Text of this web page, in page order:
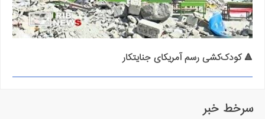
🔺 کودک‌کشی رسم آمریکای جنایتکار
سرخط خبر